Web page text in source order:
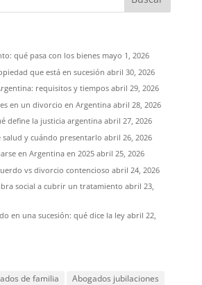
qué pasa con los bienes mayo 1, 2026
que está en sucesión abril 30, 2026
requisitos y tiempos abril 29, 2026
en un divorcio en Argentina abril 28, 2026
define la justicia argentina abril 27, 2026
y cuándo presentarlo abril 26, 2026
en Argentina en 2025 abril 25, 2026
vs divorcio contencioso abril 24, 2026
social a cubrir un tratamiento abril 23,
en una sucesión: qué dice la ley abril 22,
de familia
Abogados jubilaciones